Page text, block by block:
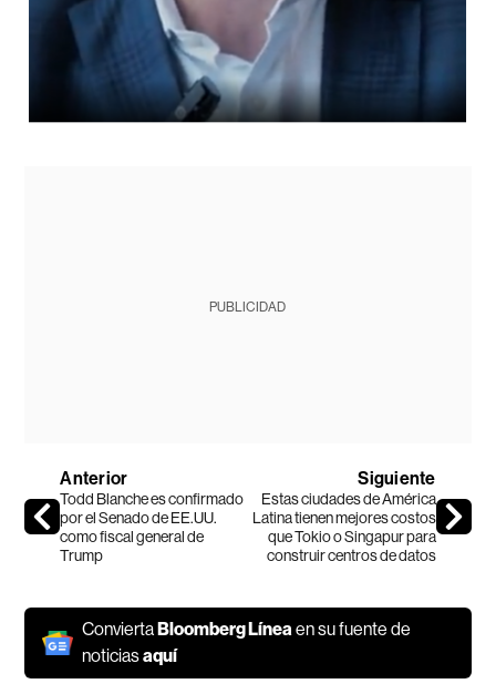
PUBLICIDAD
Anterior
Todd Blanche es confirmado
por el Senado de EE.UU.
como fiscal general de
Trump
Siguiente
Estas ciudades de América
Latina tienen mejores costos
que Tokio o Singapur para
construir centros de datos
ConviertaBloomberg Líneaen su fuente de
noticiasaquí